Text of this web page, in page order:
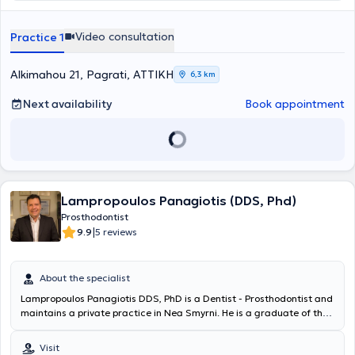
practice in the United Kingdom. He also worked for 10 years as a
Prosthodontist in private clinics as well as a General Dentist within
member of the General Dental Council (GDC) of the United
Kingdom, has published scientific articles, and attends conferences
both in Greece and abroad.
Practice 1 Video consultation
Alkimahou 21, Pagrati, ΑΤΤΙΚΗ 6,3 km
Next availability Book appointment
Lampropoulos Panagiotis (DDS, Phd)
Prosthodontist
9.9|5 reviews
About the specialist
Lampropoulos Panagiotis DDS, PhD is a Dentist - Prosthodontist and
maintains a private practice in Nea Smyrni. He is a graduate of the
awarded a Doctorate from the University in 2003. Additionally,
Visit